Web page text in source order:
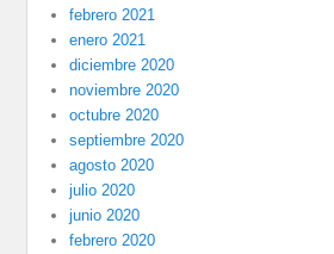
febrero 2021
enero 2021
diciembre 2020
noviembre 2020
octubre 2020
septiembre 2020
agosto 2020
julio 2020
junio 2020
febrero 2020